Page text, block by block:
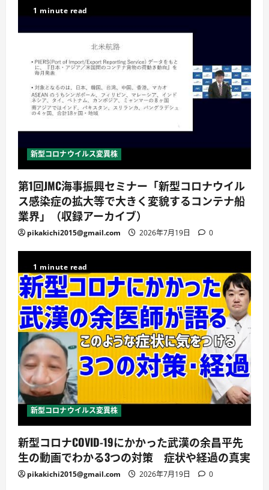
1 minute read
新型コロナウイルス変異株
第1回JMC海事振興セミナー「新型コロナウイル
ス感染症の拡大等で大きく変貌するコンテナ船
業界」（収録アーカイブ）
pikakichi2015@gmail.com 2026年7月19日 0
1 minute read
新型コロナウイルス変異株
新型コロナCOVID-19にかかった武漢の余昌平先
生の動画でわかる3つの対策 症状や経過の真実
pikakichi2015@gmail.com 2026年7月19日 0